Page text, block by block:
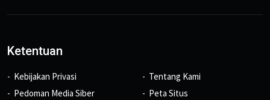
Ketentuan
Kebijakan Privasi
Pedoman Media Siber
Tentang Kami
Peta Situs